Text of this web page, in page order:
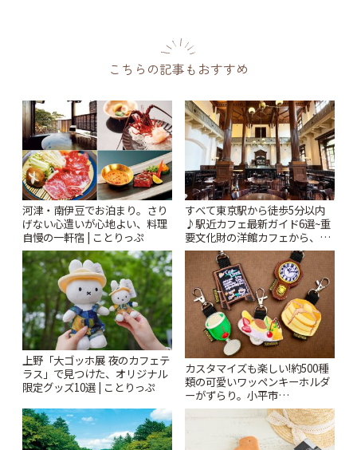
こちらの記事もおすすめ
河津・南伊豆でお泊まり。さり
げない心遣いが心地よい、料理
自慢の一軒宿 | ことりっぷ
すべて東京駅から徒歩5分以内
♪駅近カフェ最新ガイド6選~重
要文化財の洋館カフェから、改
札すぐのレトロ喫茶まで~ | こと
りっぷ
上野「大ゴッホ展 夜のカフェテ
ラス」で見つけた、オリジナル
限定グッズ10選 | ことりっぷ
カスタマイズも楽しい!約500種
類の可愛いワッペンキーホルダ
ーがずらり。小平市
「Kimamaya T&K」 | ことりっ